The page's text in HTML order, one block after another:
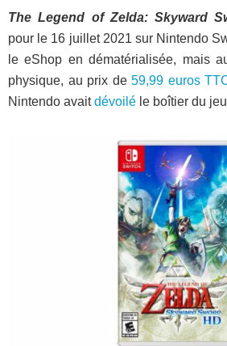
The Legend of Zelda: Skyward
pour le 16 juillet 2021 sur Nintendo
le eShop en dématérialisée, mais
physique, au prix de59,99 euros
Nintendo avaitdévoilé le boîtier du